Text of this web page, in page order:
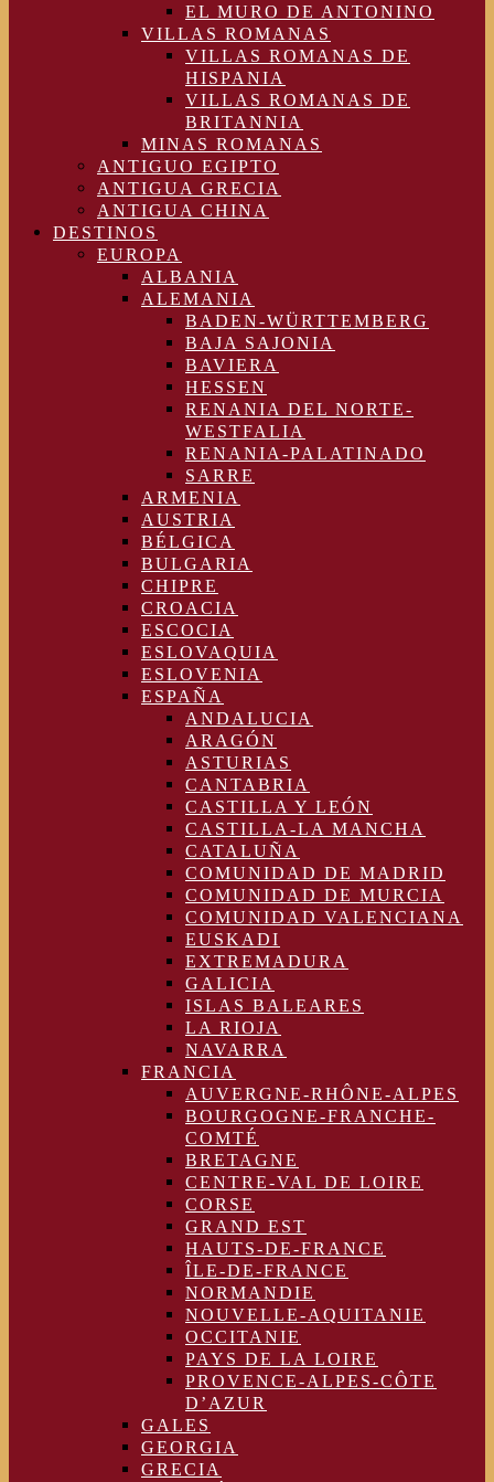
EL MURO DE ANTONINO
VILLAS ROMANAS
VILLAS ROMANAS DE
HISPANIA
VILLAS ROMANAS DE
BRITANNIA
MINAS ROMANAS
ANTIGUO EGIPTO
ANTIGUA GRECIA
ANTIGUA CHINA
DESTINOS
EUROPA
ALBANIA
ALEMANIA
BADEN-WÜRTTEMBERG
BAJA SAJONIA
BAVIERA
HESSEN
RENANIA DEL NORTE-
WESTFALIA
RENANIA-PALATINADO
SARRE
ARMENIA
AUSTRIA
BÉLGICA
BULGARIA
CHIPRE
CROACIA
ESCOCIA
ESLOVAQUIA
ESLOVENIA
ESPAÑA
ANDALUCIA
ARAGÓN
ASTURIAS
CANTABRIA
CASTILLA Y LEÓN
CASTILLA-LA MANCHA
CATALUÑA
COMUNIDAD DE MADRID
COMUNIDAD DE MURCIA
COMUNIDAD VALENCIANA
EUSKADI
EXTREMADURA
GALICIA
ISLAS BALEARES
LA RIOJA
NAVARRA
FRANCIA
AUVERGNE-RHÔNE-ALPES
BOURGOGNE-FRANCHE-
COMTÉ
BRETAGNE
CENTRE-VAL DE LOIRE
CORSE
GRAND EST
HAUTS-DE-FRANCE
ÎLE-DE-FRANCE
NORMANDIE
NOUVELLE-AQUITANIE
OCCITANIE
PAYS DE LA LOIRE
PROVENCE-ALPES-CÔTE
D’AZUR
GALES
GEORGIA
GRECIA